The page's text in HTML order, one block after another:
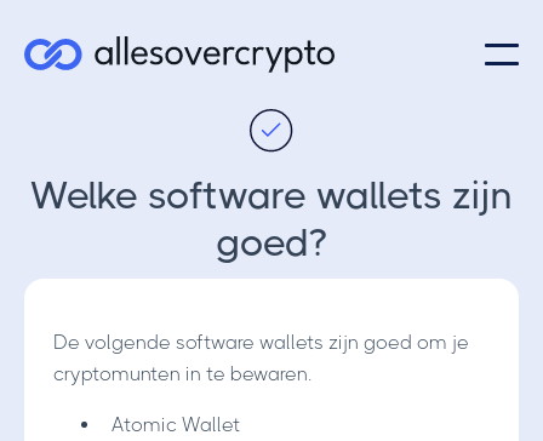
Welke software wallets zijn
goed?
De volgende software wallets zijn goed om je
cryptomunten in te bewaren.
Atomic Wallet